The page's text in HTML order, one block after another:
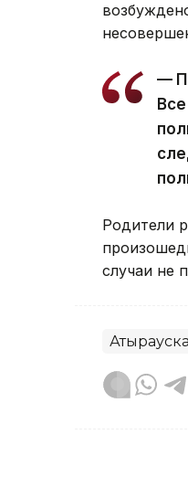
—
Родители
случаи не